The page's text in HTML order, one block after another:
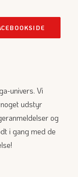
univers. Vi
udstyr
og
i gang med de